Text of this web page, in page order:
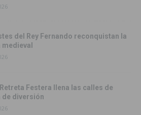
del Rey Fernando reconquistan la
Retreta Festera llena las calles de
de diversión